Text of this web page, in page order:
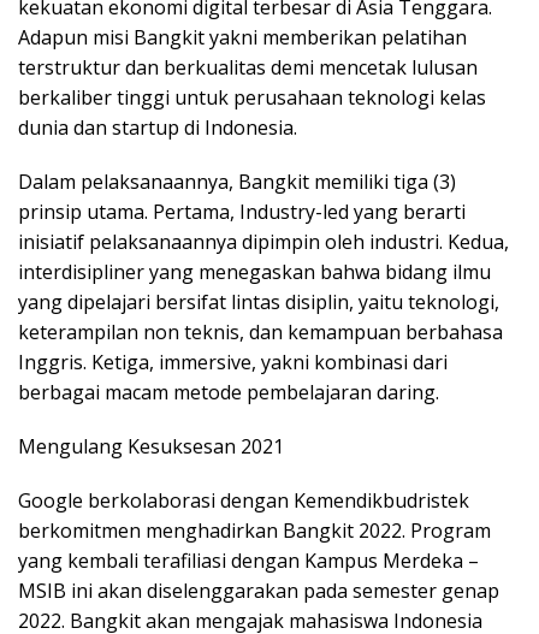
kekuatan ekonomi digital terbesar di Asia Tenggara.
Adapun misi Bangkit yakni memberikan pelatihan
terstruktur dan berkualitas demi mencetak lulusan
berkaliber tinggi untuk perusahaan teknologi kelas
dunia dan startup di Indonesia.
Dalam pelaksanaannya, Bangkit memiliki tiga (3)
prinsip utama. Pertama, Industry-led yang berarti
inisiatif pelaksanaannya dipimpin oleh industri. Kedua,
interdisipliner yang menegaskan bahwa bidang ilmu
yang dipelajari bersifat lintas disiplin, yaitu teknologi,
keterampilan non teknis, dan kemampuan berbahasa
Inggris. Ketiga, immersive, yakni kombinasi dari
berbagai macam metode pembelajaran daring.
Mengulang Kesuksesan 2021
Google berkolaborasi dengan Kemendikbudristek
berkomitmen menghadirkan Bangkit 2022. Program
yang kembali terafiliasi dengan Kampus Merdeka –
MSIB ini akan diselenggarakan pada semester genap
2022. Bangkit akan mengajak mahasiswa Indonesia